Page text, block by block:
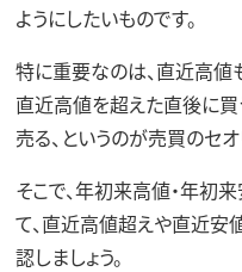
ようにしたいものです。
特に重要なのは、直近高値
直近高値を超えた直後に
売る、というのが売買のセ
そこで、年初来高値・年初
て、直近高値超えや直近安
認しましょう。